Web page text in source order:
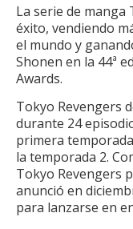
La serie de manga
éxito, vendiendo
el mundo y
Shonen en la 44ª
Awards.
Tokyo Revengers
durante 24
primera
la temporada 2.
Tokyo Revengers
anunció en
para lanzarse en